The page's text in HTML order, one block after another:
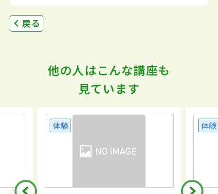
戻る
他の人はこんな講座も
見ています
体験 体験